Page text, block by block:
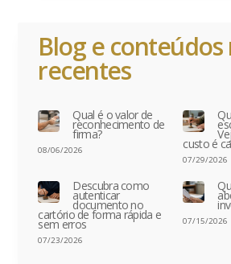
Blog e conteúdos
recentes
Qual é o valor de
reconhecimento de
firma?
08/06/2026 custo é
07/29/2026
Descubra como
autenticar
documento no
cartório de forma rápida e
sem erros
07/23/2026
07/15/2026